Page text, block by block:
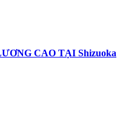
CAO TẠI Shizuoka